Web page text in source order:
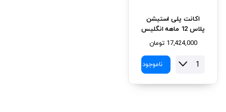
اکانت پلی استیشن
پلاس 12 ماهه انگلیس
17,424,000 تومان
ناموجود